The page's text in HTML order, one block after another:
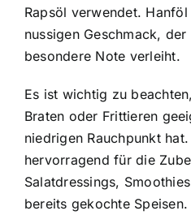
Rapsöl verwendet.
nussigen Geschmack,
besondere Note verleiht.
Es ist wichtig zu
Braten oder Frittieren
niedrigen Rauchpunkt
hervorragend für die
Salatdressings,
bereits gekochte Speisen.